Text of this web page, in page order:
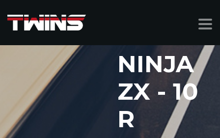
NINJA
ZX - 10
R